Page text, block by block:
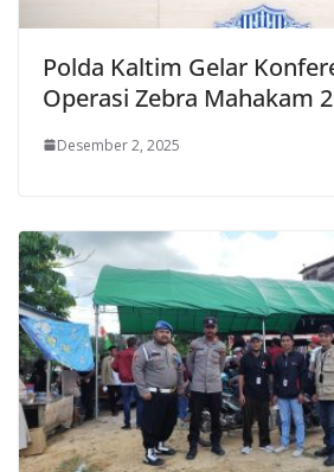
Polda Kaltim Gelar
Operasi Zebra Mahakam
Desember 2, 2025